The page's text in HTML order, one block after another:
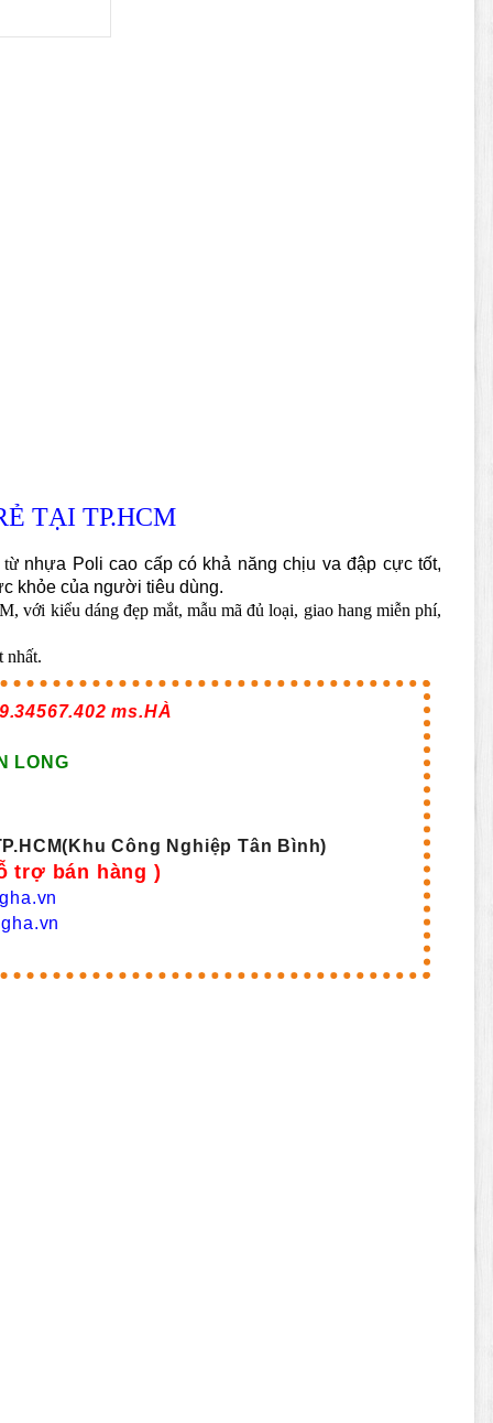
TẠI TP.HCM
từ nhựa Poli cao cấp có khả năng chịu va đập cực tốt,
khỏe của người tiêu dùng.
với kiểu dáng đẹp mắt, mẫu mã đủ loại, giao hang miễn phí,
nhất.
ms.HÀ
LONG
Công Nghiệp Tân Bình)
trợ bán hàng )